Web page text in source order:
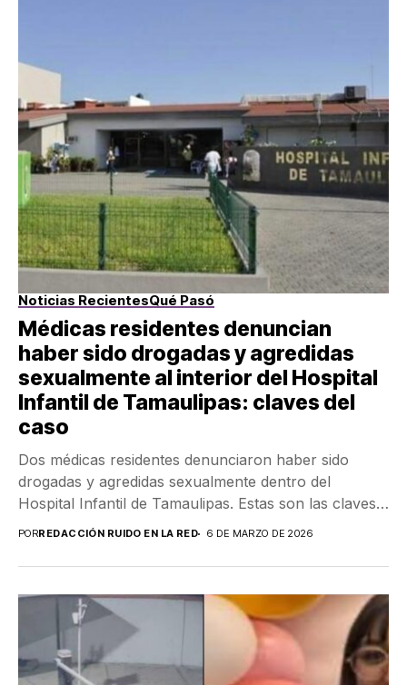
Noticias RecientesQué Pasó
Médicas residentes denuncian
haber sido drogadas y agredidas
sexualmente al interior del Hospital
Infantil de Tamaulipas: claves del
caso
Dos médicas residentes denunciaron haber sido
drogadas y agredidas sexualmente dentro del
Hospital Infantil de Tamaulipas. Estas son las claves
del caso y...
PORREDACCIÓN RUIDO EN LA RED 6 DE MARZO DE 2026